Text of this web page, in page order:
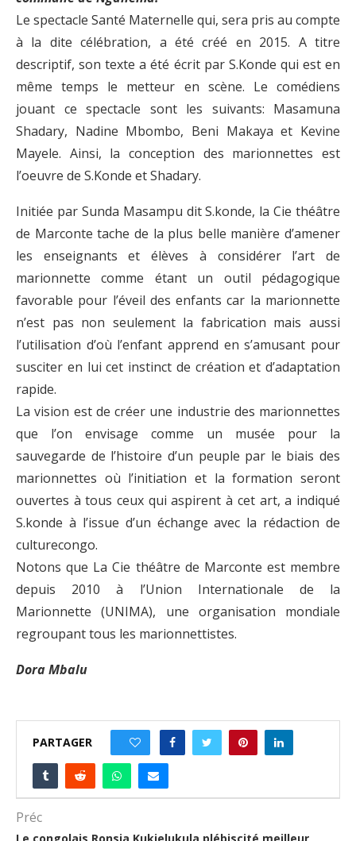
Le spectacle Santé Maternelle qui, sera pris au compte
à la dite célébration, a été créé en 2015. A titre
descriptif, son texte a été écrit par S.Konde qui est en
même temps le metteur en scène. Le comédiens
jouant ce spectacle sont les suivants: Masamuna
Shadary, Nadine Mbombo, Beni Makaya et Kevine
Mayele. Ainsi, la conception des marionnettes est
l’oeuvre de S.Konde et Shadary.
Initiée par Sunda Masampu dit S.konde, la Cie théâtre
de Marconte tache de la plus belle manière d’amener
les enseignants et élèves à considérer l’art de
marionnette comme étant un outil pédagogique
favorable pour l’éveil des enfants car la marionnette
n’est pas non seulement la fabrication mais aussi
l’utilisation d’où l’enfant apprend en s’amusant pour
susciter en lui cet instinct de création et d’adaptation
rapide.
La vision est de créer une industrie des marionnettes
que l’on envisage comme un musée pour la
sauvegarde de l’histoire d’un peuple par le biais des
marionnettes où l’initiation et la formation seront
ouvertes à tous ceux qui aspirent à cet art, a indiqué
S.konde à l’issue d’un échange avec la rédaction de
culturecongo.
Notons que La Cie théâtre de Marconte est membre
depuis 2010 à l’Union Internationale de la
Marionnette (UNIMA), une organisation mondiale
regroupant tous les marionnettistes.
Dora Mbalu
PARTAGER
Préc
Le congolais Ronsia Kukielukula plébiscité meilleur